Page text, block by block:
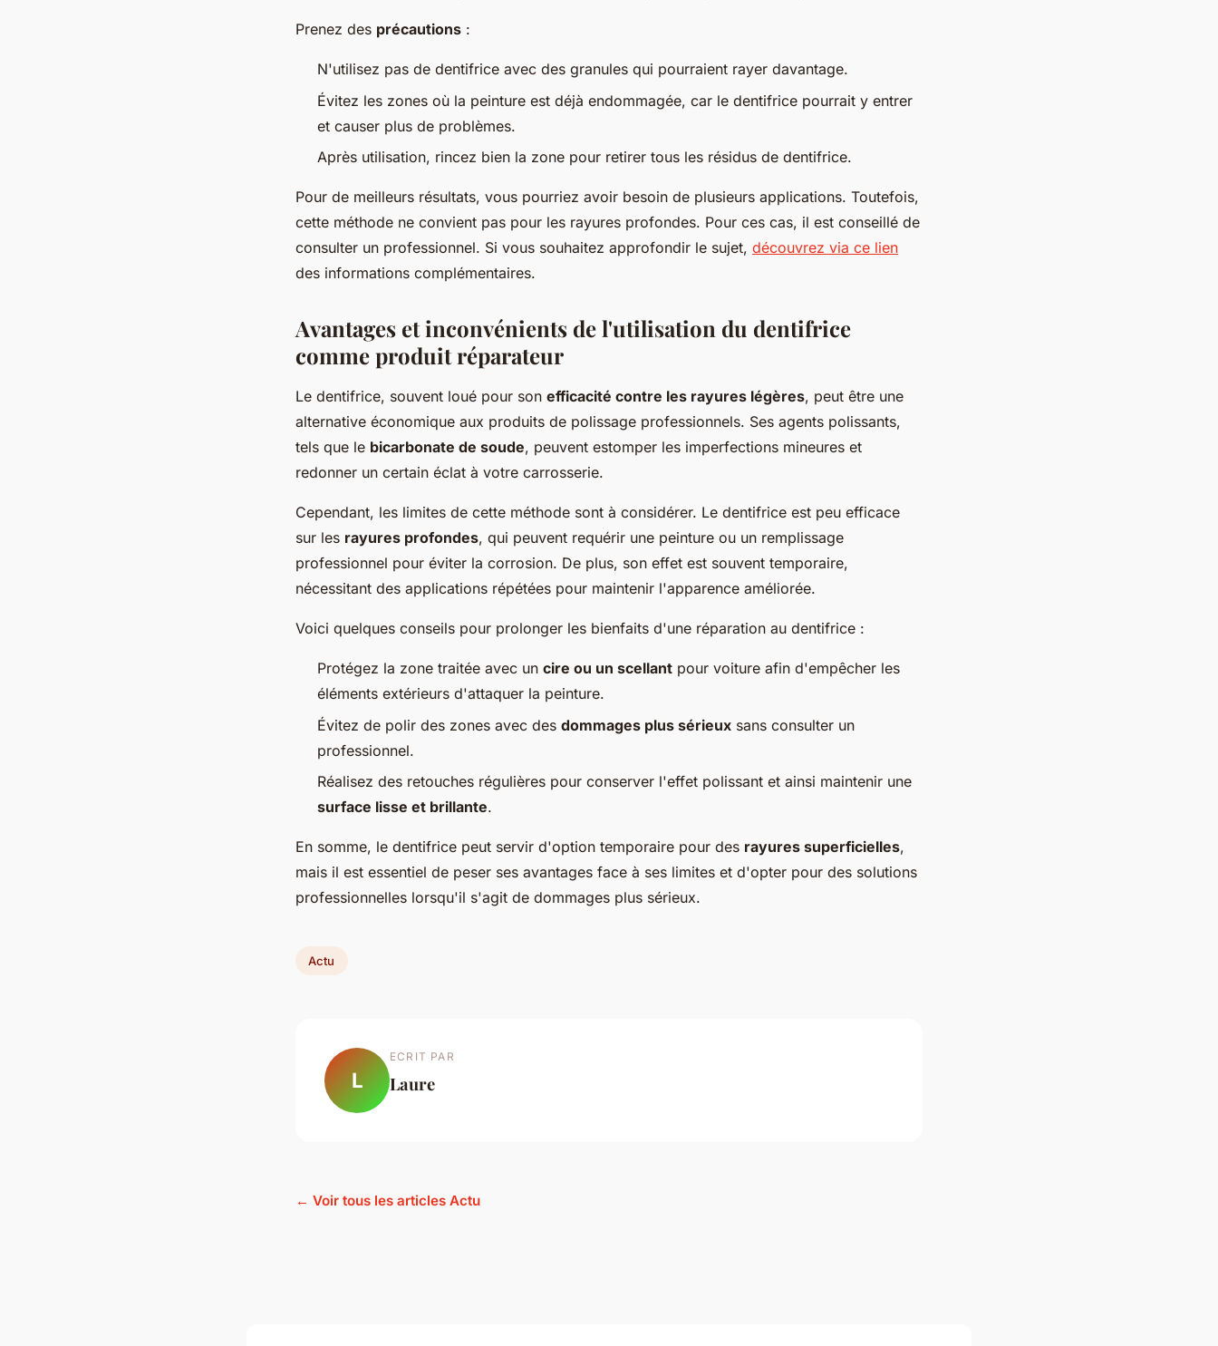
Prenez des précautions :
N'utilisez pas de dentifrice avec des granules qui pourraient rayer davantage.
Évitez les zones où la peinture est déjà endommagée, car le dentifrice pourrait y entrer
et causer plus de problèmes.
Après utilisation, rincez bien la zone pour retirer tous les résidus de dentifrice.
Pour de meilleurs résultats, vous pourriez avoir besoin de plusieurs applications. Toutefois,
cette méthode ne convient pas pour les rayures profondes. Pour ces cas, il est conseillé de
consulter un professionnel. Si vous souhaitez approfondir le sujet, découvrez via ce lien
des informations complémentaires.
Avantages et inconvénients de l'utilisation du dentifrice
comme produit réparateur
Le dentifrice, souvent loué pour son efficacité contre les rayures légères, peut être une
alternative économique aux produits de polissage professionnels. Ses agents polissants,
tels que le bicarbonate de soude, peuvent estomper les imperfections mineures et
redonner un certain éclat à votre carrosserie.
Cependant, les limites de cette méthode sont à considérer. Le dentifrice est peu efficace
sur les rayures profondes, qui peuvent requérir une peinture ou un remplissage
professionnel pour éviter la corrosion. De plus, son effet est souvent temporaire,
nécessitant des applications répétées pour maintenir l'apparence améliorée.
Voici quelques conseils pour prolonger les bienfaits d'une réparation au dentifrice :
Protégez la zone traitée avec un cire ou un scellant pour voiture afin d'empêcher les
éléments extérieurs d'attaquer la peinture.
Évitez de polir des zones avec des dommages plus sérieux sans consulter un
professionnel.
Réalisez des retouches régulières pour conserver l'effet polissant et ainsi maintenir une
surface lisse et brillante.
En somme, le dentifrice peut servir d'option temporaire pour des rayures superficielles,
mais il est essentiel de peser ses avantages face à ses limites et d'opter pour des solutions
professionnelles lorsqu'il s'agit de dommages plus sérieux.
Actu
L
ECRIT PAR
Laure
← Voir tous les articles Actu